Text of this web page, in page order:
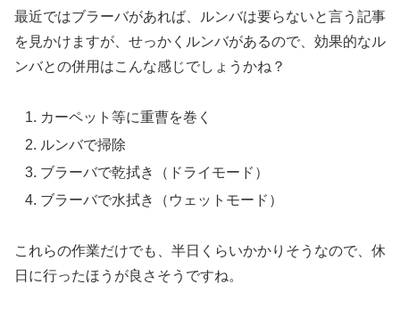
最近ではブラーバがあれば、ルンバは要らないと言う記事
を見かけますが、せっかくルンバがあるので、効果的なル
ンバとの併用はこんな感じでしょうかね？
カーペット等に重曹を巻く
ルンバで掃除
ブラーバで乾拭き（ドライモード）
ブラーバで水拭き（ウェットモード）
これらの作業だけでも、半日くらいかかりそうなので、休
日に行ったほうが良さそうですね。